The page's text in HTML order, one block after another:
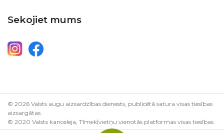
Sekojiet mums
© 2026 Valsts augu aizsardzības dienests, publicētā satura visas tiesības
aizsargātas.
© 2020 Valsts kanceleja, Tīmekļvietņu vienotās platformas visas tiesības
aizsargātas.